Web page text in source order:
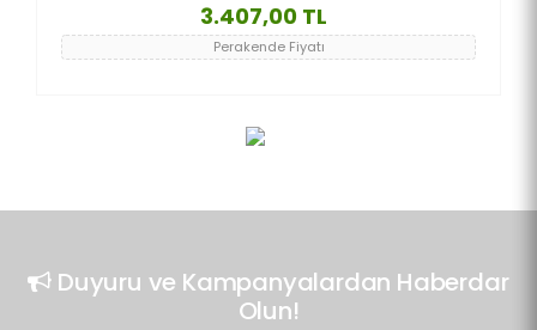
3.407,00 TL
Perakende Fiyatı
Duyuru ve Kampanyalardan Haberdar
Olun!